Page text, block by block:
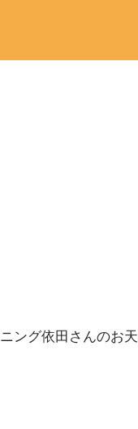
ング依田さんのお